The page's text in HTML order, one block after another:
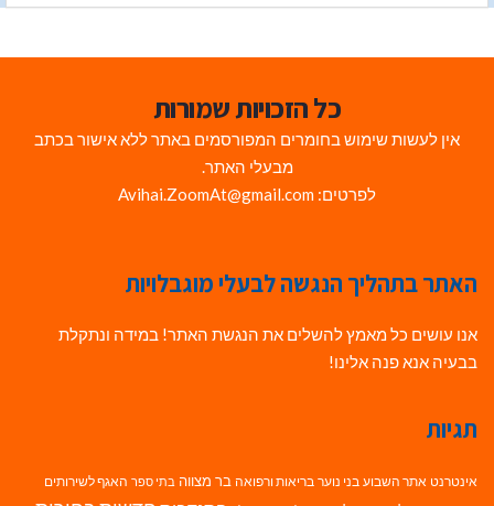
כל הזכויות שמורות
אין לעשות שימוש בחומרים המפורסמים באתר ללא אישור בכתב
מבעלי האתר.
לפרטים: Avihai.ZoomAt@gmail.com
האתר בתהליך הנגשה לבעלי מוגבלויות
אנו עושים כל מאמץ להשלים את הנגשת האתר! במידה ונתקלת
בבעיה אנא פנה אלינו!
תגיות
אינטרנט אתר השבוע בני נוער בריאות ורפואה בר מצווה בתי ספר האגף לשירותים